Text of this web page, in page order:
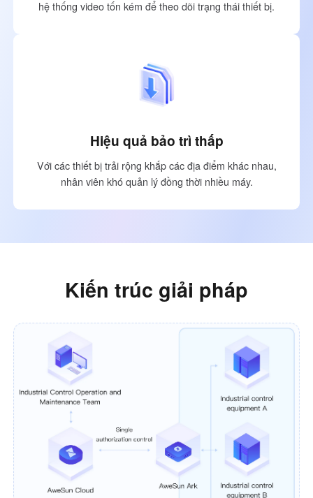
AI-translated page. Original content available in English.
hệ thống video tốn kém để theo dõi trạng thái thiết bị.
Hiệu quả bảo trì thấp
Với các thiết bị trải rộng khắp các địa điểm khác nhau,
nhân viên khó quản lý đồng thời nhiều máy.
Kiến trúc giải pháp